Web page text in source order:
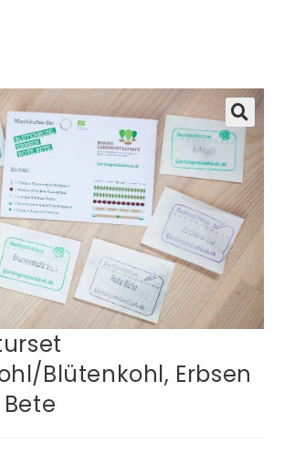
🔍
Blütenkohl, Erbsen